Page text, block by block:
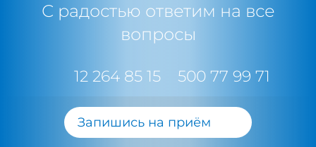
С радостью ответим на все
вопросы
12 264 85 15 500 77 99 71
Запишись на приём